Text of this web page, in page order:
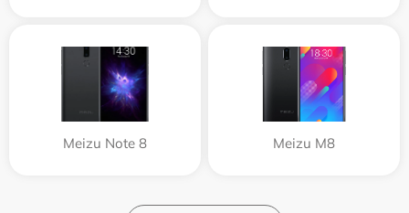
Meizu Note 8 Meizu M8